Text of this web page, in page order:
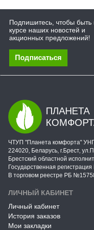
Подпишитесь, чтобы быть
курсе наших новостей и
акционных предложений!
Подписаться
ПЛАНЕТА
ЧТУП "Планета комфорта"
224020, Беларусь, г.Брест,
Брестский областной
Государственная
В торговом реестре РБ
ЛИЧНЫЙ КАБИНЕТ
Личный кабинет
История заказов
Мои закладки